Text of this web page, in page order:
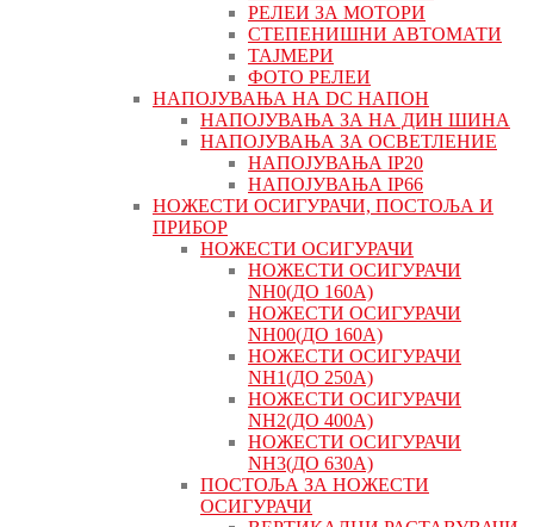
РЕЛЕИ ЗА МОТОРИ
СТЕПЕНИШНИ АВТОМАТИ
ТАЈМЕРИ
ФОТО РЕЛЕИ
НАПОЈУВАЊА НА DC НАПОН
НАПОЈУВАЊА ЗА НА ДИН ШИНА
НАПОЈУВАЊА ЗА ОСВЕТЛЕНИЕ
НАПОЈУВАЊА IP20
НАПОЈУВАЊА IP66
НОЖЕСТИ ОСИГУРАЧИ, ПОСТОЉА И
ПРИБОР
НОЖЕСТИ ОСИГУРАЧИ
НОЖЕСТИ ОСИГУРАЧИ
NH0(ДО 160А)
НОЖЕСТИ ОСИГУРАЧИ
NH00(ДО 160А)
НОЖЕСТИ ОСИГУРАЧИ
NH1(ДО 250А)
НОЖЕСТИ ОСИГУРАЧИ
NH2(ДО 400А)
НОЖЕСТИ ОСИГУРАЧИ
NH3(ДО 630А)
ПОСТОЉА ЗА НОЖЕСТИ
ОСИГУРАЧИ